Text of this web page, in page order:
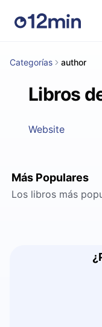
Categorías author
Libros
Website
Más Populares
Los libros más